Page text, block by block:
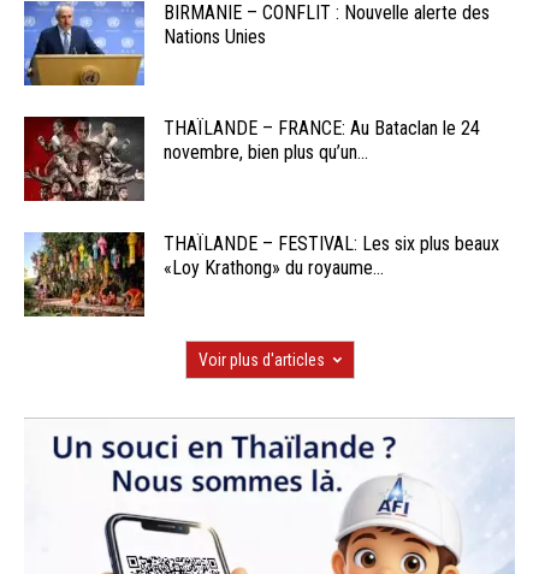
BIRMANIE – CONFLIT : Nouvelle alerte des
Nations Unies
THAÏLANDE – FRANCE: Au Bataclan le 24
novembre, bien plus qu’un...
THAÏLANDE – FESTIVAL: Les six plus beaux
«Loy Krathong» du royaume...
Voir plus d'articles